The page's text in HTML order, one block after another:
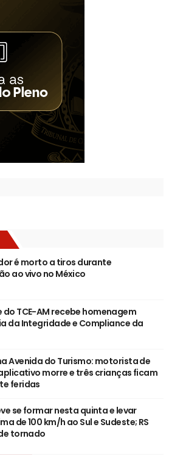
é morto a tiros durante
ao vivo no México
do TCE-AM recebe homenagem
da Integridade e Compliance da
Avenida do Turismo: motorista de
morre e três crianças ficam
feridas
se formar nesta quinta e levar
de 100 km/h ao Sul e Sudeste; RS
tornado